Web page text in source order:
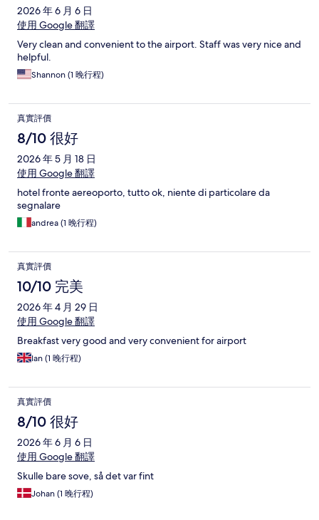
2026 年 6 月 6 日
使用 Google 翻譯
Very clean and convenient to the airport. Staff was very nice and
helpful.
Shannon (1 晚行程)
真實評價
8/10 很好
2026 年 5 月 18 日
使用 Google 翻譯
hotel fronte aereoporto, tutto ok, niente di particolare da
segnalare
andrea (1 晚行程)
真實評價
10/10 完美
2026 年 4 月 29 日
使用 Google 翻譯
Breakfast very good and very convenient for airport
Ian (1 晚行程)
真實評價
8/10 很好
2026 年 6 月 6 日
使用 Google 翻譯
Skulle bare sove, så det var fint
Johan (1 晚行程)